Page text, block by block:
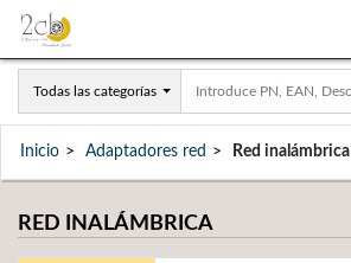
Todas las categorías
Inicio Adaptadores red Red inalámbrica
RED INALÁMBRICA